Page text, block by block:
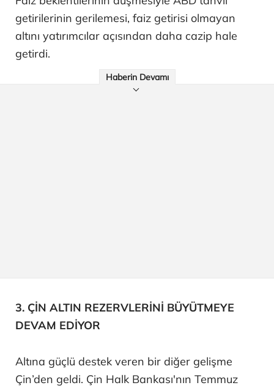
getirilerinin gerilemesi, faiz getirisi olmayan
altını yatırımcılar açısından daha cazip hale
getirdi.
Haberin Devamı
3. ÇİN ALTIN REZERVLERİNİ BÜYÜTMEYE
DEVAM EDİYOR
Altına güçlü destek veren bir diğer gelişme
Çin’den geldi. Çin Halk Bankası'nın Temmuz